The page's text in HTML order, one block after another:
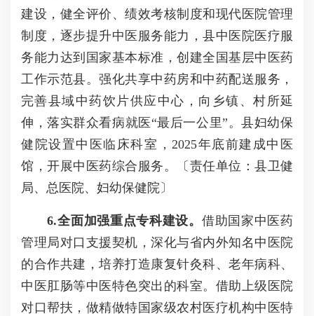
建设，健全评价、绩效考核制度和现代医院管理
制度，逐步提升中医服务能力，县中医院医疗服
务能力达到国家基本标准，创建全国基层中医药
工作示范县。强化共享中药房和中药配送服务，
完善县域中药饮片供应中心，向乡镇、村所延
伸，落实群众看病就医“最后一公里”。县妇幼保
健院设置中医临床科室，2025年底前建成中医
馆，开展中医药综合服务。〔责任单位：县卫健
局、总医院、妇幼保健院〕
6.全面加强重点专科建设。 借助国家中医药
管理局对口支援契机，深化与省内外知名中医院
的合作共建，培养打造康复针灸科、老年病科、
中医肛肠等中医特色突出的科室。借助上级医院
对口帮扶，做精做特国家级农村医疗机构中医特